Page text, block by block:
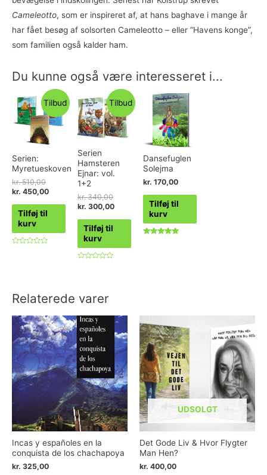
Cameleotto, som er inspireret af, at hans baghave i mange år
har fået besøg af solsorten Cameleotto – eller ”Havens konge”,
som familien også kalder ham.
Du kunne også være interesseret i...
Tilbud
Serien:
Myretueskoven
kr.510,00
kr. 450,00
Tilføj til
kurv
Tilbud
Serien
Hamsteren
Ejnar: vol.
1+2
kr.340,00
kr. 300,00
Tilføj til
kurv
Dansefuglen
Solejma
kr. 170,00
Tilføj til
kurv
Relaterede varer
Incas y españoles en la
conquista de los chachapoya
kr. 325,00
UDSOLGT
Det Gode Liv & Hvor Flygter
Man Hen?
kr. 400,00